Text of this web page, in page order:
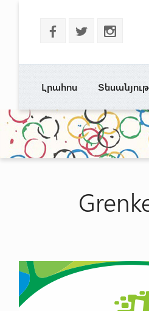
b a x
Լրահոս